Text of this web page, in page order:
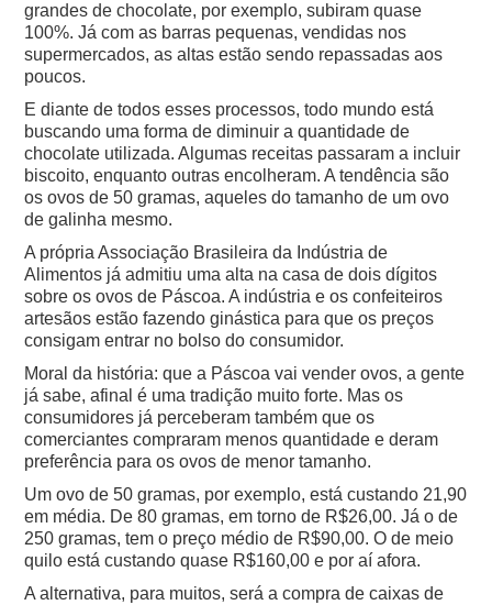
grandes de chocolate, por exemplo, subiram quase
100%. Já com as barras pequenas, vendidas nos
supermercados, as altas estão sendo repassadas aos
poucos.
E diante de todos esses processos, todo mundo está
buscando uma forma de diminuir a quantidade de
chocolate utilizada. Algumas receitas passaram a incluir
biscoito, enquanto outras encolheram. A tendência são
os ovos de 50 gramas, aqueles do tamanho de um ovo
de galinha mesmo.
A própria Associação Brasileira da Indústria de
Alimentos já admitiu uma alta na casa de dois dígitos
sobre os ovos de Páscoa. A indústria e os confeiteiros
artesãos estão fazendo ginástica para que os preços
consigam entrar no bolso do consumidor.
Moral da história: que a Páscoa vai vender ovos, a gente
já sabe, afinal é uma tradição muito forte. Mas os
consumidores já perceberam também que os
comerciantes compraram menos quantidade e deram
preferência para os ovos de menor tamanho.
Um ovo de 50 gramas, por exemplo, está custando 21,90
em média. De 80 gramas, em torno de R$26,00. Já o de
250 gramas, tem o preço médio de R$90,00. O de meio
quilo está custando quase R$160,00 e por aí afora.
A alternativa, para muitos, será a compra de caixas de